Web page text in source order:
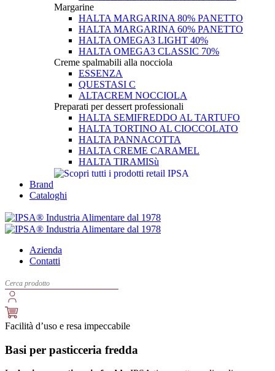
Margarine
HALTA MARGARINA 80% PANETTO
HALTA MARGARINA 60% PANETTO
HALTA OMEGA3 LIGHT 40%
HALTA OMEGA3 CLASSIC 70%
Creme spalmabili alla nocciola
ESSENZA
QUESTASI C
ALTACREM NOCCIOLA
Preparati per dessert professionali
HALTA SEMIFREDDO AL TARTUFO
HALTA TORTINO AL CIOCCOLATO
HALTA PANNACOTTA
HALTA CREME CARAMEL
HALTA TIRAMISù
Brand
Cataloghi
Azienda
Contatti
Facilità d’uso e resa impeccabile
Basi per pasticceria fredda